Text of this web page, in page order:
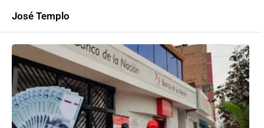
José Templo